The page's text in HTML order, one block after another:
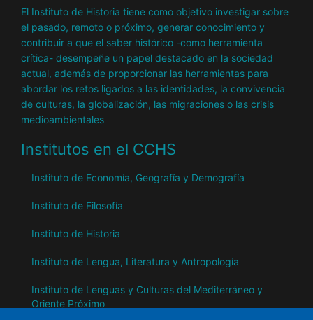
El Instituto de Historia tiene como objetivo investigar sobre
el pasado, remoto o próximo, generar conocimiento y
contribuir a que el saber histórico -como herramienta
crítica- desempeñe un papel destacado en la sociedad
actual, además de proporcionar las herramientas para
abordar los retos ligados a las identidades, la convivencia
de culturas, la globalización, las migraciones o las crisis
medioambientales
Institutos en el CCHS
Instituto de Economía, Geografía y Demografía
Instituto de Filosofía
Instituto de Historia
Instituto de Lengua, Literatura y Antropología
Instituto de Lenguas y Culturas del Mediterráneo y
Oriente Próximo